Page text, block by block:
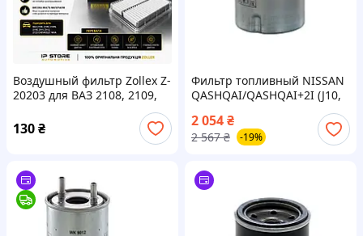
Воздушный фильтр Zollex Z-
20203 для ВАЗ 2108, 2109,
2123 Chevrolet Niva
130₴
Фильтр топливный NISSAN
QASHQAI/QASHQAI+2I (J10,
NJ10, JJ10E) 1.5 DCI 2006.11 -
2014.04 MANN (WK9081)
2 054₴
2 567 ₴ -19%